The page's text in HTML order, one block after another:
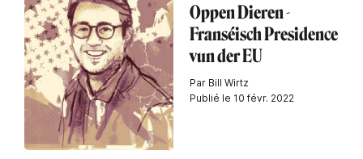
Oppen Dieren -
Franséisch Presidence
vun der EU
Par Bill Wirtz
Publié le 10 févr. 2022